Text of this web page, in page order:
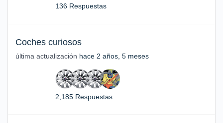
136 Respuestas
Coches curiosos
última actualización hace 2 años, 5 meses
2,185 Respuestas